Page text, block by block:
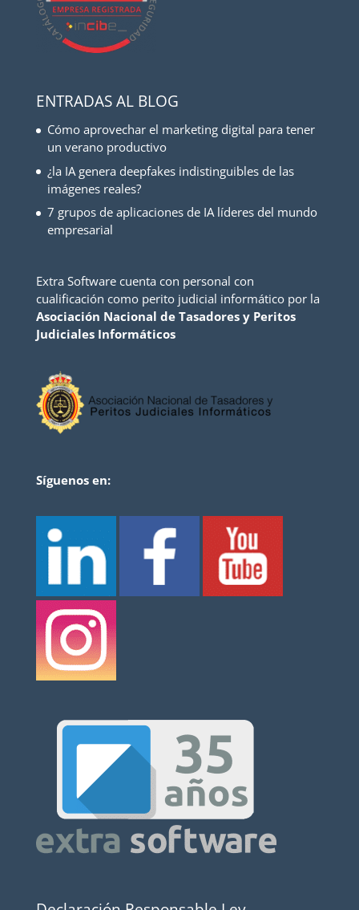
ENTRADAS AL BLOG
Cómo aprovechar el marketing digital para tener
un verano productivo
¿la IA genera deepfakes indistinguibles de las
imágenes reales?
7 grupos de aplicaciones de IA líderes del mundo
empresarial
Extra Software cuenta con personal con
cualificación como perito judicial informático por la
Asociación Nacional de Tasadores y Peritos
Judiciales Informáticos
Síguenos en: